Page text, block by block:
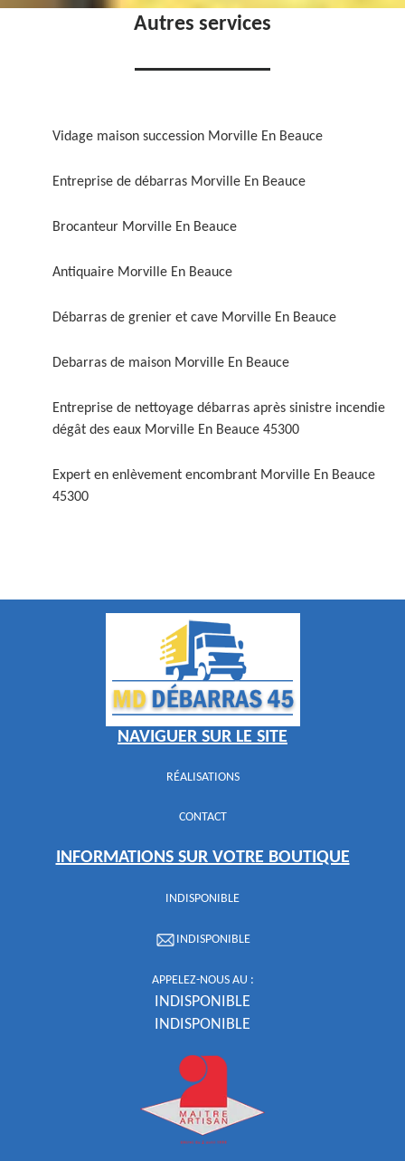
Autres services
Vidage maison succession Morville En Beauce
Entreprise de débarras Morville En Beauce
Brocanteur Morville En Beauce
Antiquaire Morville En Beauce
Débarras de grenier et cave Morville En Beauce
Debarras de maison Morville En Beauce
Entreprise de nettoyage débarras après sinistre incendie
dégât des eaux Morville En Beauce 45300
Expert en enlèvement encombrant Morville En Beauce
45300
NAVIGUER SUR LE SITE
RÉALISATIONS
CONTACT
INFORMATIONS SUR VOTRE BOUTIQUE
INDISPONIBLE
INDISPONIBLE
APPELEZ-NOUS AU :
INDISPONIBLE
INDISPONIBLE